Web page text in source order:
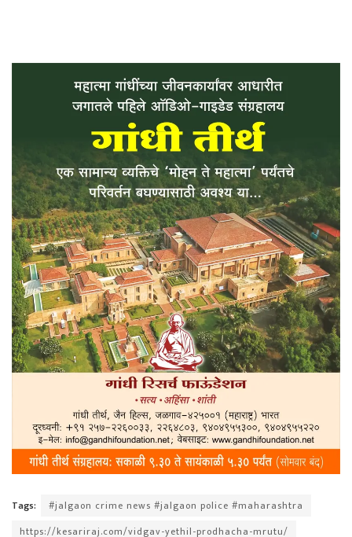
Tags:
#jalgaon crime news #jalgaon police #maharashtra
https://kesariraj.com/vidgav-yethil-prodhacha-mrutu/